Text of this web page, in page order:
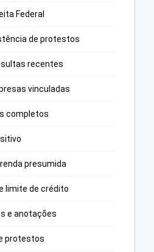
Federal
de protestos
recentes
vinculadas
completos
presumida
limite de crédito
e anotações
protestos